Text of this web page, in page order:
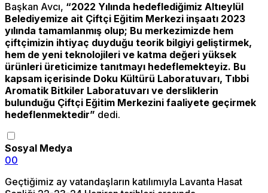
Başkan Avcı, “2022 Yılında hedeflediğimiz Altıeylül
Belediyemize ait Çiftçi Eğitim Merkezi inşaatı 2023
yılında tamamlanmış olup; Bu merkezimizde hem
çiftçimizin ihtiyaç duyduğu teorik bilgiyi geliştirmek,
hem de yeni teknolojileri ve katma değeri yüksek
ürünleri üreticimize tanıtmayı hedeflemekteyiz. Bu
kapsam içerisinde Doku Kültürü Laboratuvarı, Tıbbi
Aromatik Bitkiler Laboratuvarı ve dersliklerin
bulunduğu Çiftçi Eğitim Merkezini faaliyete geçirmek
hedeflenmektedir” dedi.
Sosyal Medya
00
Geçtiğimiz ay vatandaşların katılımıyla Lavanta Hasat